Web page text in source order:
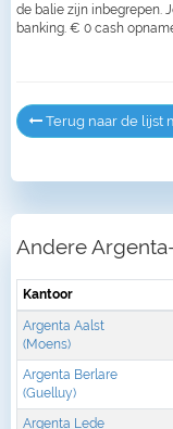
de balie zijn inbegrepen.
banking. € 0 cash
Terug naar de lijst
Andere
Kantoor
Argenta Aalst
(Moens)
Argenta Berlare
(Guelluy)
Argenta Lede